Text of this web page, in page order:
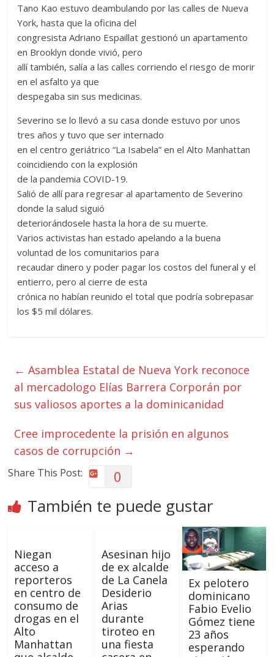
Tano Kao estuvo deambulando por las calles de Nueva
York, hasta que la oficina del
congresista Adriano Espaillat gestionó un apartamento
en Brooklyn donde vivió, pero
allí también, salía a las calles corriendo el riesgo de morir
en el asfalto ya que
despegaba sin sus medicinas.
Severino se lo llevó a su casa donde estuvo por unos
tres años y tuvo que ser internado
en el centro geriátrico “La Isabela” en el Alto Manhattan
coincidiendo con la explosión
de la pandemia COVID-19.
Salió de allí para regresar al apartamento de Severino
donde la salud siguió
deteriorándosele hasta la hora de su muerte.
Varios activistas han estado apelando a la buena
voluntad de los comunitarios para
recaudar dinero y poder pagar los costos del funeral y el
entierro, pero al cierre de esta
crónica no habían reunido el total que podría sobrepasar
los $5 mil dólares.
← Asamblea Estatal de Nueva York reconoce
al mercadologo Elías Barrera Corporán por
sus valiosos aportes a la dominicanidad
Cree improcedente la prisión en algunos
casos de corrupción →
Share This Post: 0
También te puede gustar
Niegan
acceso a
reporteros
en centro de
consumo de
drogas en el
Alto
Manhattan
Asesinan hijo
de ex alcalde
de La Canela
Desiderio
Arias
durante
tiroteo en
una fiesta
Ex pelotero
dominicano
Fabio Evelio
Gómez tiene
23 años
esperando